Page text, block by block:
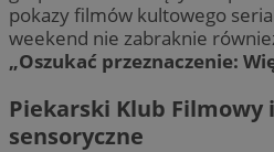
pokazy filmów kultowego
weekend nie zabraknie
„Oszukać przeznaczenie:
Piekarski Klub Filmowy
sensoryczne